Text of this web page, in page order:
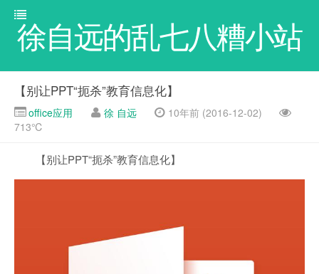
徐自远的乱七八糟小站
【别让PPT“扼杀”教育信息化】
office应用 徐 自远
10年前 (2016-12-02)
713℃
【别让PPT“扼杀”教育信息化】